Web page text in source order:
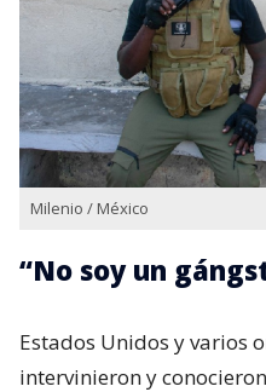
Milenio / México
“No soy un
Estados Unidos y varios
intervinieron y